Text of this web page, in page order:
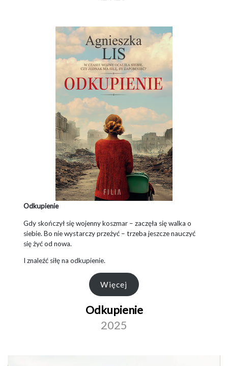
Odkupienie
Gdy skończył się wojenny koszmar – zaczęła się walka o
siebie. Bo nie wystarczy przeżyć – trzeba jeszcze nauczyć
się żyć od nowa.
I znaleźć siłę na odkupienie.
Więcej
Odkupienie
2025